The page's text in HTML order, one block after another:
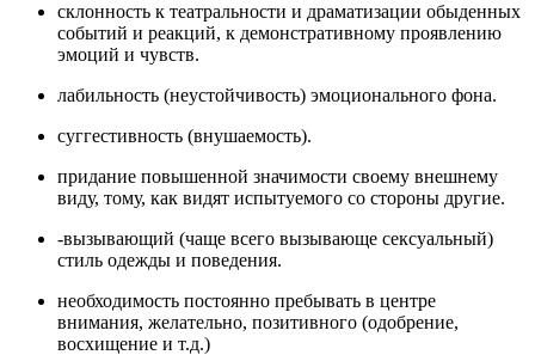
склонность к театральности и драматизации обыденных
событий и реакций, к демонстративному проявлению
эмоций и чувств.
лабильность (неустойчивость) эмоционального фона.
суггестивность (внушаемость).
придание повышенной значимости своему внешнему
виду, тому, как видят испытуемого со стороны другие.
-вызывающий (чаще всего вызывающе сексуальный)
стиль одежды и поведения.
необходимость постоянно пребывать в центре
внимания, желательно, позитивного (одобрение,
восхищение и т.д.)